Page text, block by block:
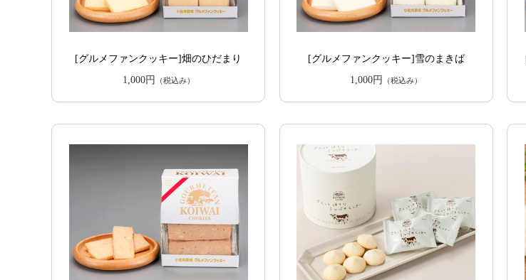
[グルメファンクッキー]畑のひだまり
1,000円
（税込み）
[グルメファンクッキー]雪のまきば
1,000円
（税込み）